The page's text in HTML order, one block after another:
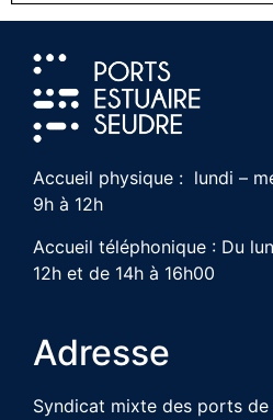
Accueil physique : lundi –
9h à 12h
Accueil téléphonique : Du
12h et de 14h à 16h00
Adresse
Syndicat mixte des ports de